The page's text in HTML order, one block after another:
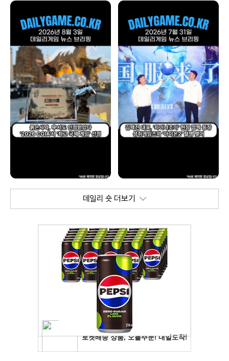
데일리 숏 더보기